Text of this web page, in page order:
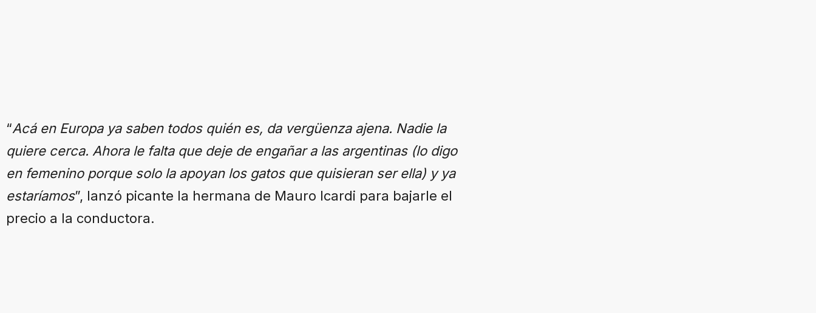
“Acá en Europa ya saben todos quién es, da vergüenza ajena. Nadie la
quiere cerca. Ahora le falta que deje de engañar a las argentinas (lo digo
en femenino porque solo la apoyan los gatos que quisieran ser ella) y ya
estaríamos”, lanzó picante la hermana de Mauro Icardi para bajarle el
precio a la conductora.